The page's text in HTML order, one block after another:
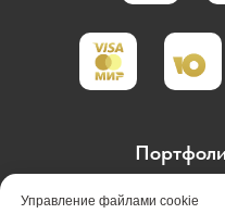
Портфолио
Управление файлами cookie